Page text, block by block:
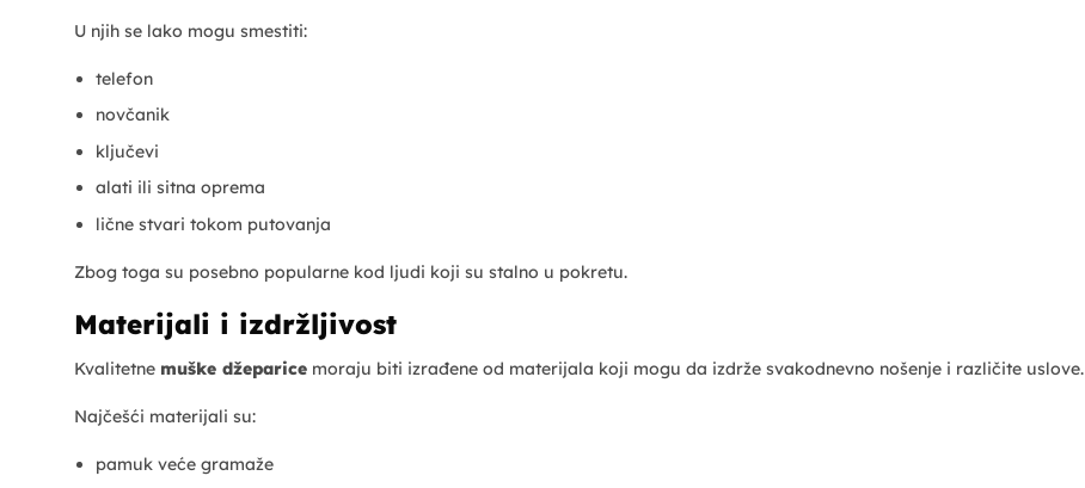
U njih se lako mogu smestiti:
telefon
novčanik
ključevi
alati ili sitna oprema
lične stvari tokom putovanja
Zbog toga su posebno popularne kod ljudi koji su stalno u pokretu.
Materijali i izdržljivost
Kvalitetne muške džeparice moraju biti izrađene od materijala koji mogu da izdrže svakodnevno nošenje i različite uslove.
Najčešći materijali su:
pamuk veće gramaže